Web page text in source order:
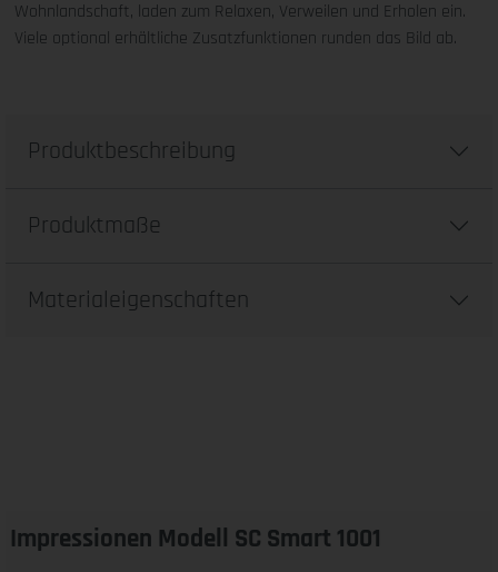
Wohnlandschaft, laden zum Relaxen, Verweilen und Erholen ein.
Viele optional erhältliche Zusatzfunktionen runden das Bild ab.
Produktbeschreibung
Produktmaße
Materialeigenschaften
Impressionen Modell SC Smart 1001